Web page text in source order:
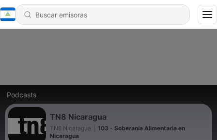
Podcasts
TN8 Nicaragua
TN8 Nicaragua
103 - Soberanía Alimentaria en
Nicaragua